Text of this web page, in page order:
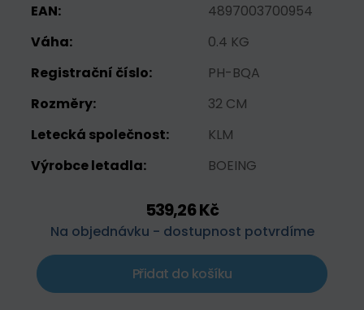
EAN:
4897003700954
Váha:
0.4 KG
Registrační číslo:
PH-BQA
Rozměry:
32 CM
Letecká společnost:
KLM
Výrobce letadla:
BOEING
539,26 Kč
Na objednávku - dostupnost potvrdíme
Přidat do košíku